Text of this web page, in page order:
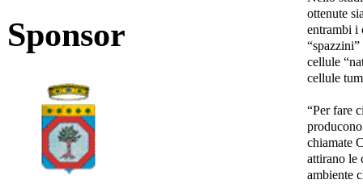
Sponsor
ottenute
entrambi i
cellule
cellule
“Per fare
chiamate
attirano le
ambiente